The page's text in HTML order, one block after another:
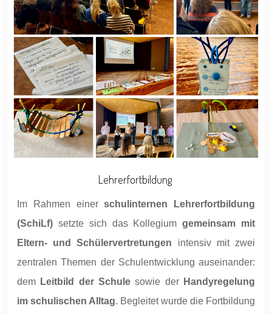
Lehrerfortbildung
Im Rahmen einerschulinternen Lehrerfortbildung
(SchiLf) setzte sich das Kollegiumgemeinsam mit
Eltern- und Schülervertretungen intensiv mit zwei
zentralen Themen der Schulentwicklung auseinander:
dem Leitbild der Schule sowie der Handyregelung
im schulischen Alltag. Begleitet wurde die Fortbildung